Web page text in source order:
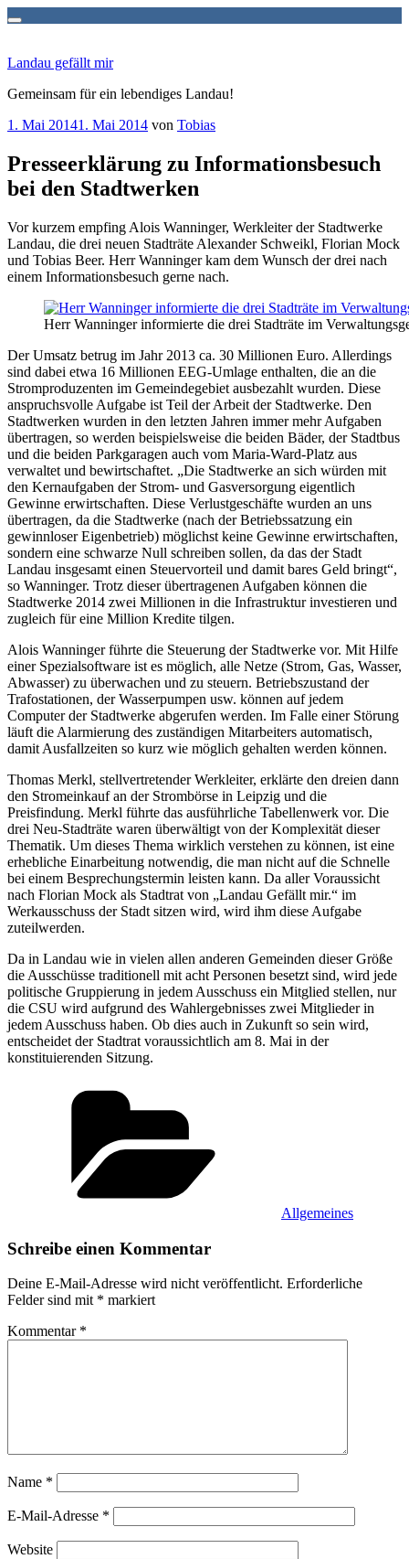
springen
Landau gefällt mir
Gemeinsam für ein lebendiges Landau!
Veröffentlicht
1. Mai 20141. Mai 2014 von Tobias
Presseerklärung zu Informationsbesuch
bei den Stadtwerken
Vor kurzem empfing Alois Wanninger, Werkleiter der Stadtwerke
Landau, die drei neuen Stadträte Alexander Schweikl, Florian Mock
und Tobias Beer. Herr Wanninger kam dem Wunsch der drei nach
einem Informationsbesuch gerne nach.
Herr Wanninger informierte die drei Stadträte im
Der Umsatz betrug im Jahr 2013 ca. 30 Millionen Euro. Allerdings
sind dabei etwa 16 Millionen EEG-Umlage enthalten, die an die
Stromproduzenten im Gemeindegebiet ausbezahlt wurden. Diese
anspruchsvolle Aufgabe ist Teil der Arbeit der Stadtwerke. Den
Stadtwerken wurden in den letzten Jahren immer mehr Aufgaben
übertragen, so werden beispielsweise die beiden Bäder, der Stadtbus
und die beiden Parkgaragen auch vom Maria-Ward-Platz aus
verwaltet und bewirtschaftet. „Die Stadtwerke an sich würden mit
den Kernaufgaben der Strom- und Gasversorgung eigentlich
Gewinne erwirtschaften. Diese Verlustgeschäfte wurden an uns
übertragen, da die Stadtwerke (nach der Betriebssatzung ein
gewinnloser Eigenbetrieb) möglichst keine Gewinne erwirtschaften,
sondern eine schwarze Null schreiben sollen, da das der Stadt
Landau insgesamt einen Steuervorteil und damit bares Geld bringt“,
so Wanninger. Trotz dieser übertragenen Aufgaben können die
Stadtwerke 2014 zwei Millionen in die Infrastruktur investieren und
zugleich für eine Million Kredite tilgen.
Alois Wanninger führte die Steuerung der Stadtwerke vor. Mit Hilfe
einer Spezialsoftware ist es möglich, alle Netze (Strom, Gas, Wasser,
Abwasser) zu überwachen und zu steuern. Betriebszustand der
Trafostationen, der Wasserpumpen usw. können auf jedem
Computer der Stadtwerke abgerufen werden. Im Falle einer Störung
läuft die Alarmierung des zuständigen Mitarbeiters automatisch,
damit Ausfallzeiten so kurz wie möglich gehalten werden können.
Thomas Merkl, stellvertretender Werkleiter, erklärte den dreien dann
den Stromeinkauf an der Strombörse in Leipzig und die
Preisfindung. Merkl führte das ausführliche Tabellenwerk vor. Die
drei Neu-Stadträte waren überwältigt von der Komplexität dieser
Thematik. Um dieses Thema wirklich verstehen zu können, ist eine
erhebliche Einarbeitung notwendig, die man nicht auf die Schnelle
bei einem Besprechungstermin leisten kann. Da aller Voraussicht
nach Florian Mock als Stadtrat von „Landau Gefällt mir.“ im
Werkausschuss der Stadt sitzen wird, wird ihm diese Aufgabe
zuteilwerden.
Da in Landau wie in vielen allen anderen Gemeinden dieser Größe
die Ausschüsse traditionell mit acht Personen besetzt sind, wird jede
politische Gruppierung in jedem Ausschuss ein Mitglied stellen, nur
die CSU wird aufgrund des Wahlergebnisses zwei Mitglieder in
jedem Ausschuss haben. Ob dies auch in Zukunft so sein wird,
entscheidet der Stadtrat voraussichtlich am 8. Mai in der
konstituierenden Sitzung.
Allgemeines
Schreibe einen Kommentar
Deine E-Mail-Adresse wird nicht veröffentlicht. Erforderliche
Felder sind mit * markiert
Kommentar *
Name *
E-Mail-Adresse *
Website